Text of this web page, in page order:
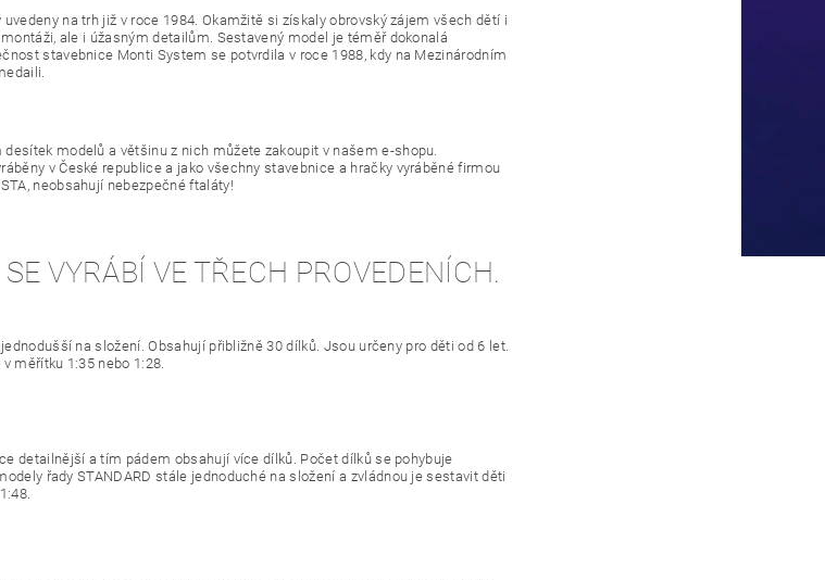
na trh již v roce 1984. Okamžitě si získaly obrovský zájem všech dětí i
ale i úžasným detailům. Sestavený model je téměř dokonalá
stavebnice Monti System se potvrdila v roce 1988, kdy na Mezinárodním
modelů a většinu z nich můžete zakoupit v našem e-shopu.
v České republice a jako všechny stavebnice a hračky vyráběné firmou
neobsahují nebezpečné ftaláty!
VYRÁBÍ VE TŘECH PROVEDENÍCH.
na složení. Obsahují přibližně 30 dílků. Jsou určeny pro děti od 6 let.
měřítku 1:35 nebo 1:28.
detailnější a tím pádem obsahují více dílků. Počet dílků se pohybuje
řady STANDARD stále jednoduché na složení a zvládnou je sestavit děti